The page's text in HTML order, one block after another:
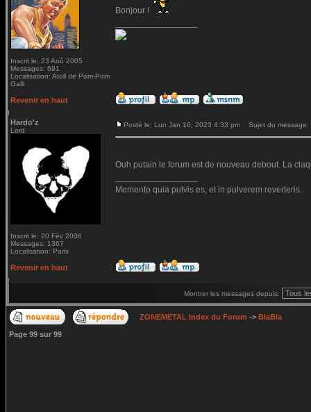
Inscrit le: 23 Aoû 2005
Messages: 691
Localisation: Atoll de Pom-Pom
Galli
Bonjour !
Revenir en haut
Hardo'z
Lord
Inscrit le: 20 Fév 2006
Messages: 1367
Localisation: Paris
Posté le: Lun Jan 16, 2023 4:33 pm Sujet du message:
Ouh putain le forum est de nouveau debout. La
Memento quia pulvis es, et in pulverem reverteris.
Revenir en haut
Montrer les messages depuis:
ZONEMETAL Index du Forum -> BlaBla
Page 99 sur 99